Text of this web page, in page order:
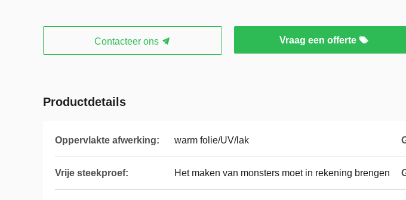
Contacteer ons Vraag een offerte
Productdetails
Oppervlakte afwerking: warm folie/UV/lak
Vrije steekproef: Het maken van monsters moet in rekening brengen